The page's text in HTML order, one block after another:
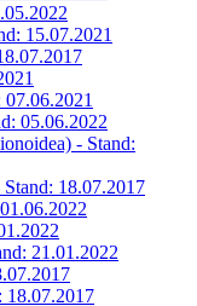
15.07.2021
05.06.2022
- Stand:
18.07.2017
21.01.2022
18.07.2017